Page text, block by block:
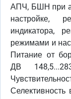
АПЧ, БШН при
настройке,
индикатора,
режимами и
Питание от
ДВ